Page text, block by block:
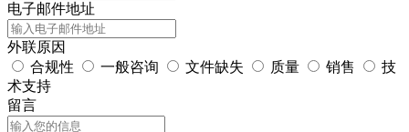
电子邮件地址
外联原因
合规性
一般咨询 文件缺失 质量 销售
技
术支持
留言